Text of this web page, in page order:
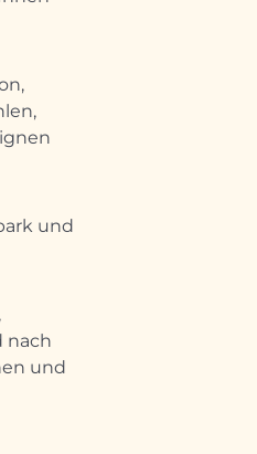
und
nach
und